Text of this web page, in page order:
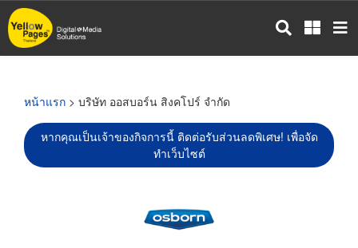
ข้าม
ไป
หน้าแรก > บริษัท ออสบอร์น สิงคโปร์ จำกัด
หากคุณเป็นเจ้าของกิจการนี้ ติดต่อรับส่วนลดพิเศษ! เพื่อจัด
ทำเว็บไซต์